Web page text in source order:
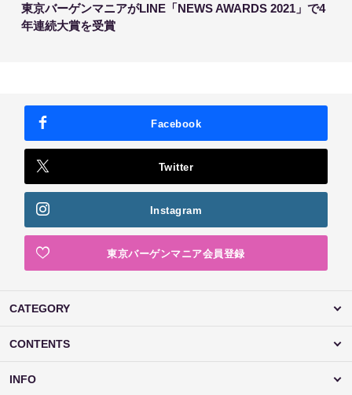
東京バーゲンマニアがLINE「NEWS AWARDS 2021」で4
年連続大賞を受賞
Facebook
Twitter
Instagram
東京バーゲンマニア会員登録
CATEGORY
CONTENTS
INFO